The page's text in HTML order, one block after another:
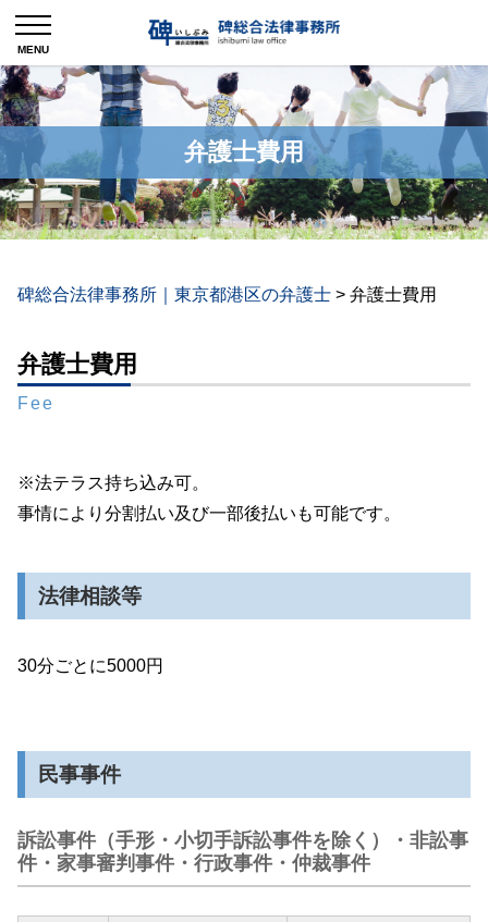
弁護士費用
碑総合法律事務所｜東京都港区の弁護士 > 弁護士費用
弁護士費用
Fee
※法テラス持ち込み可。
事情により分割払い及び一部後払いも可能です。
法律相談等
30分ごとに5000円
民事事件
訴訟事件（手形・小切手訴訟事件を除く）・非訟事
件・家事審判事件・行政事件・仲裁事件